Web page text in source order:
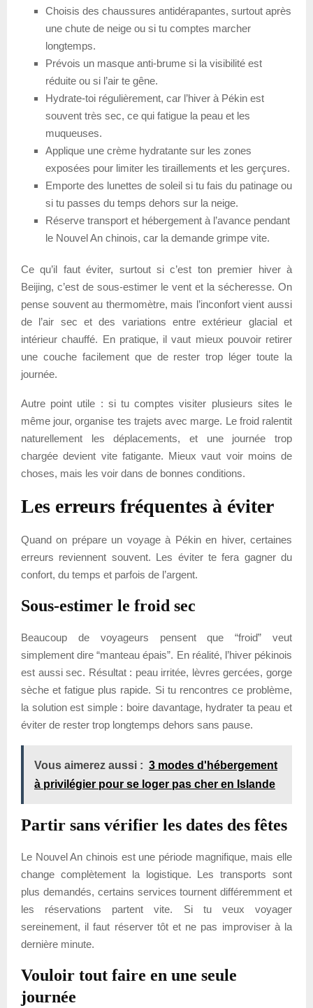
Choisis des chaussures antidérapantes, surtout après
une chute de neige ou si tu comptes marcher
longtemps.
Prévois un masque anti-brume si la visibilité est
réduite ou si l’air te gêne.
Hydrate-toi régulièrement, car l’hiver à Pékin est
souvent très sec, ce qui fatigue la peau et les
muqueuses.
Applique une crème hydratante sur les zones
exposées pour limiter les tiraillements et les gerçures.
Emporte des lunettes de soleil si tu fais du patinage ou
si tu passes du temps dehors sur la neige.
Réserve transport et hébergement à l’avance pendant
le Nouvel An chinois, car la demande grimpe vite.
Ce qu’il faut éviter, surtout si c’est ton premier hiver à
Beijing, c’est de sous-estimer le vent et la sécheresse. On
pense souvent au thermomètre, mais l’inconfort vient aussi
de l’air sec et des variations entre extérieur glacial et
intérieur chauffé. En pratique, il vaut mieux pouvoir retirer
une couche facilement que de rester trop léger toute la
journée.
Autre point utile : si tu comptes visiter plusieurs sites le
même jour, organise tes trajets avec marge. Le froid ralentit
naturellement les déplacements, et une journée trop
chargée devient vite fatigante. Mieux vaut voir moins de
choses, mais les voir dans de bonnes conditions.
Les erreurs fréquentes à éviter
Quand on prépare un voyage à Pékin en hiver, certaines
erreurs reviennent souvent. Les éviter te fera gagner du
confort, du temps et parfois de l’argent.
Sous-estimer le froid sec
Beaucoup de voyageurs pensent que “froid” veut
simplement dire “manteau épais”. En réalité, l’hiver pékinois
est aussi sec. Résultat : peau irritée, lèvres gercées, gorge
sèche et fatigue plus rapide. Si tu rencontres ce problème,
la solution est simple : boire davantage, hydrater ta peau et
éviter de rester trop longtemps dehors sans pause.
Vous aimerez aussi : 3 modes d'hébergement
à privilégier pour se loger pas cher en Islande
Partir sans vérifier les dates des fêtes
Le Nouvel An chinois est une période magnifique, mais elle
change complètement la logistique. Les transports sont
plus demandés, certains services tournent différemment et
les réservations partent vite. Si tu veux voyager
sereinement, il faut réserver tôt et ne pas improviser à la
dernière minute.
Vouloir tout faire en une seule
journée